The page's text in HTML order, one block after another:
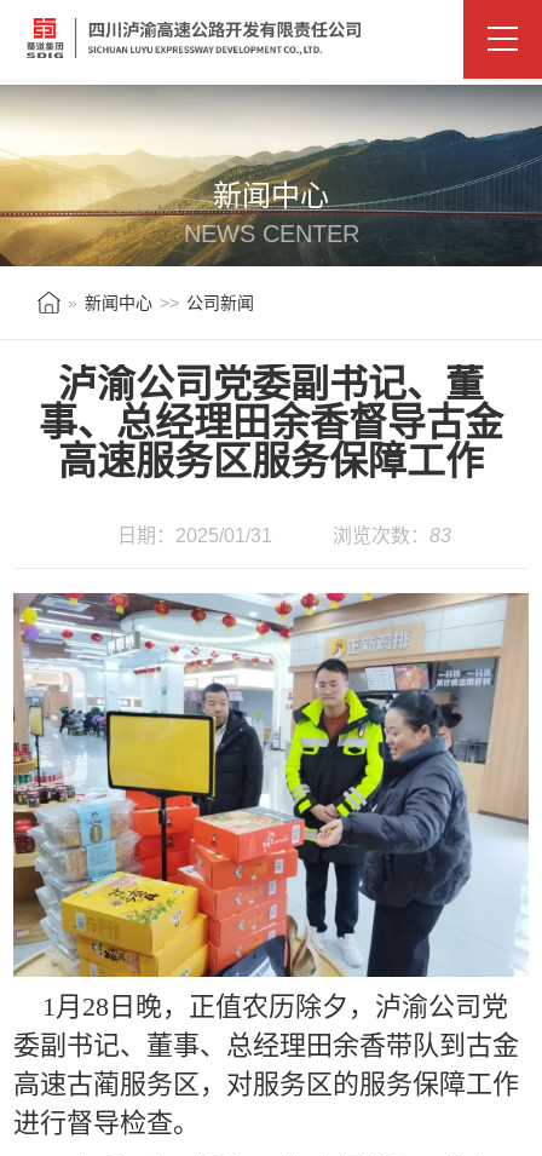
新闻中心
NEWS CENTER
» 新闻中心 >> 公司新闻
泸渝公司党委副书记、董
事、总经理田余香督导古金
高速服务区服务保障工作
日期：2025/01/31 浏览次数： 83
1月28日晚，正值农历除夕，泸渝公司党
委副书记、董事、总经理田余香带队到古金
高速古蔺服务区，对服务区的服务保障工作
进行督导检查。